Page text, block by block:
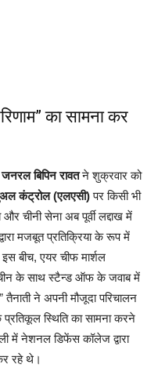
का सामना कर
जनरल बिपिन रावतने शुक्रवार को
कंट्रोल (एलएसी)पर किसी भी
चीनी सेना अब पूर्वी लद्दाख में
मजबूत प्रतिक्रिया के रूप में
इस बीच, एयर चीफ मार्शल
चीन के साथ स्टैन्ड ऑफ के जवाब में
ने अपनी मौजूदा परिचालन
स्थिति का सामना करने
में नेशनल डिफेंस कॉलेज द्वारा
रहे थे।